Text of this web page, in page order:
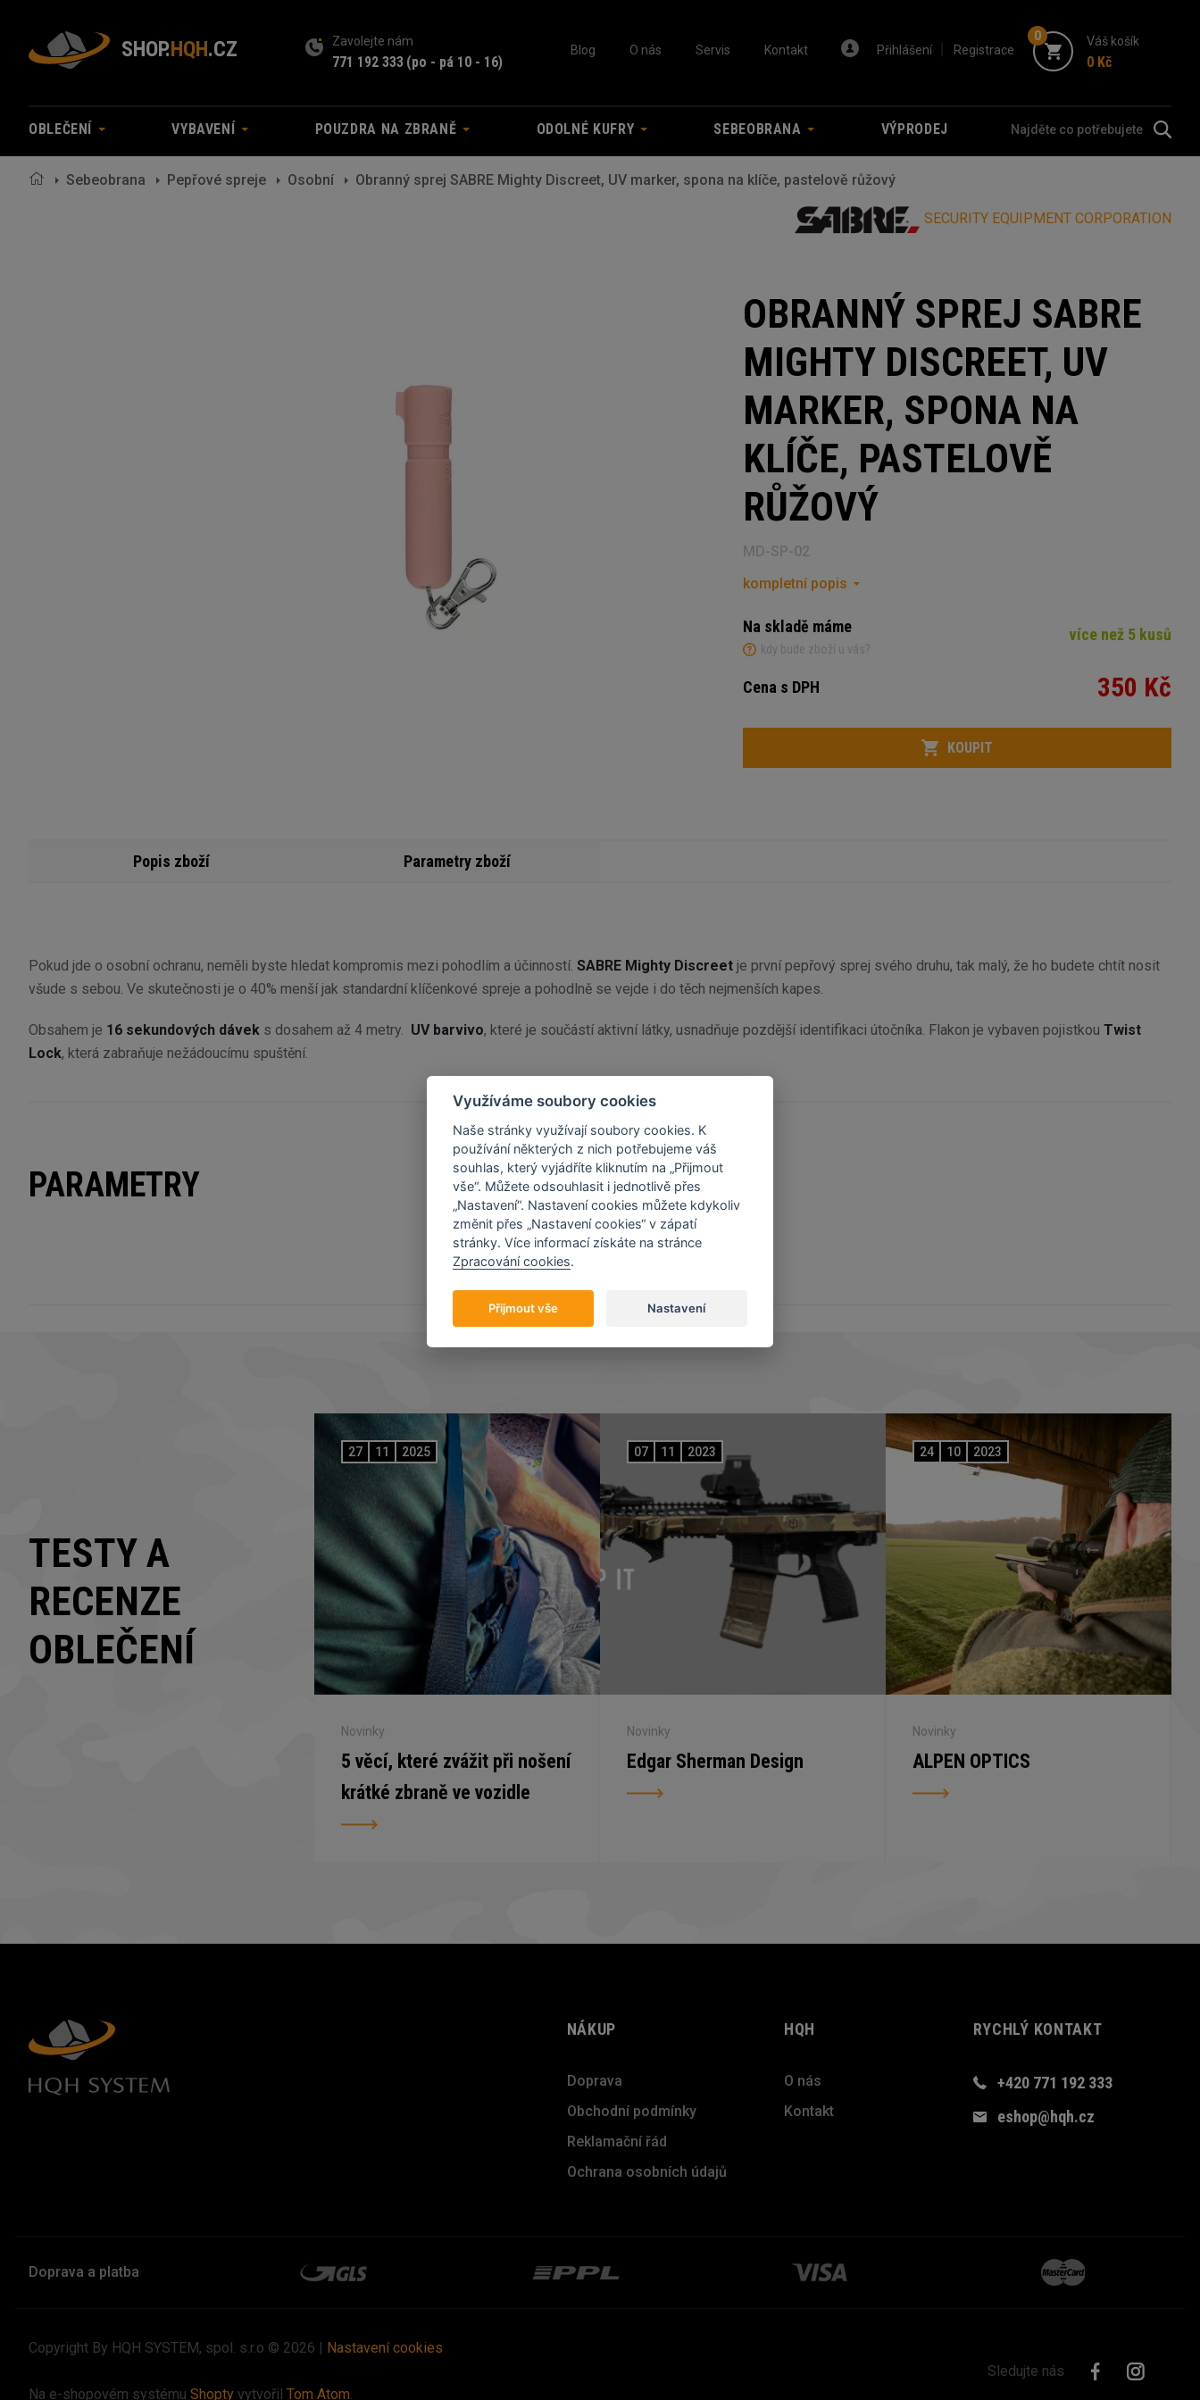
SHOP.HQH.CZ Zavolejte nám
771 192 333 (po - pá 10 - 16)
Blog O nás Servis Kontakt Přihlášení Registrace
0 Váš košík
0 Kč
OBLEČENÍ VYBAVENÍ POUZDRA NA ZBRANĚ ODOLNÉ KUFRY SEBEOBRANA VÝPRODEJ
Sebeobrana Pepřové spreje Osobní Obranný sprej SABRE Mighty Discreet, UV marker, spona na klíče, pastelově růžový
SECURITY EQUIPMENT CORPORATION
OBRANNÝ SPREJ SABRE
MIGHTY DISCREET, UV
MARKER, SPONA NA
KLÍČE, PASTELOVĚ
RŮŽOVÝ
MD-SP-02
kompletní popis
Na skladě máme
kdy bude zboží u vás?
více než 5 kusů
Cena s DPH 350 Kč
Počet
KOUPIT
Popis zboží Parametry zboží
Pokud jde o osobní ochranu, neměli byste hledat kompromis mezi pohodlím a účinností. SABRE Mighty Discreet je první pepřový sprej svého druhu, tak malý, že ho budete chtít nosit
všude s sebou. Ve skutečnosti je o 40% menší jak standardní klíčenkové spreje a pohodlně se vejde i do těch nejmenších kapes.
Obsahem je 16 sekundových dávek s dosahem až 4 metry. UV barvivo, které je součástí aktivní látky, usnadňuje pozdější identifikaci útočníka. Flakon je vybaven pojistkou Twist
Lock, která zabraňuje nežádoucímu spuštění.
PARAMETRY
TESTY A
RECENZE
OBLEČENÍ
27 11 2025
Novinky
5 věcí, které zvážit při nošení
krátké zbraně ve vozidle
07 11 2023
Novinky
Edgar Sherman Design
24 10 2023
Novinky
ALPEN OPTICS
NÁKUP
Doprava
Obchodní podmínky
Reklamační řád
Ochrana osobních údajů
HQH
O nás
Kontakt
RYCHLÝ KONTAKT
+420 771 192 333
eshop@hqh.cz
Doprava a platba
Copyright By HQH SYSTEM, spol. s.r.o © 2026 | Nastavení cookies
Na e-shopovém systému Shopty vytvořil Tom Atom.
Sledujte nás
Využíváme soubory cookies
Naše stránky využívají soubory cookies. K
používání některých z nich potřebujeme váš
souhlas, který vyjádříte kliknutím na „Přijmout
vše“. Můžete odsouhlasit i jednotlivě přes
„Nastavení“. Nastavení cookies můžete kdykoliv
změnit přes „Nastavení cookies“ v zápatí
stránky. Více informací získáte na stránce
Zpracování cookies.
Přijmout vše Nastavení